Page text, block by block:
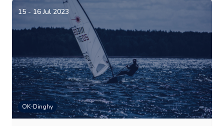
15 - 16 Jul 2023
OK-Dinghy